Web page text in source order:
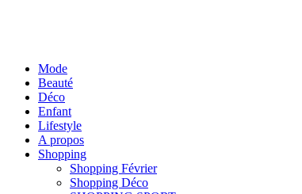
Mode
Beauté
Déco
Enfant
Lifestyle
A propos
Shopping
Shopping Février
Shopping Déco